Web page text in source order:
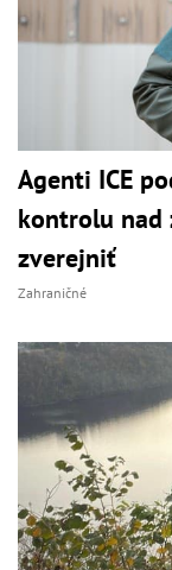
Agenti ICE
kontrolu nad
zverejniť
Zahraničné